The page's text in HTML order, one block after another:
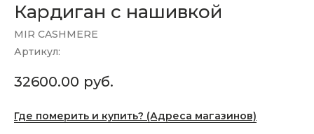
Кардиган с нашивкой
MIR CASHMERE
Артикул:
32600.00 руб.
Где померить и купить? (Адреса магазинов)